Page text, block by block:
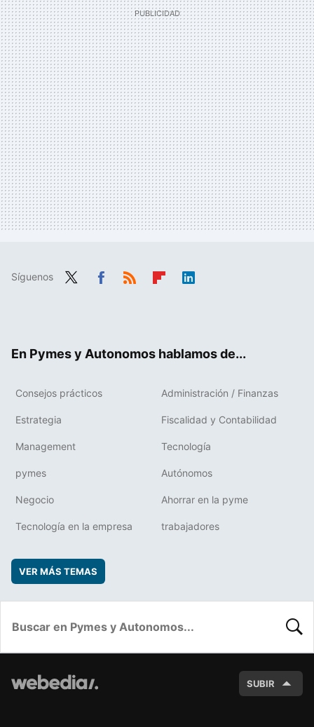
Síguenos
En Pymes y Autonomos hablamos de...
Consejos prácticos Administración / Finanzas
Estrategia Fiscalidad y Contabilidad
Management Tecnología
pymes Autónomos
Negocio Ahorrar en la pyme
Tecnología en la empresa trabajadores
VER MÁS TEMAS
SUBIR